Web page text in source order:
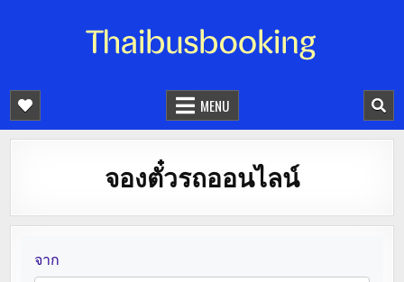
จองตั๋วรถออนไลน์ 24 ชั่วโมง
MENU
จองตั๋วรถออนไลน์